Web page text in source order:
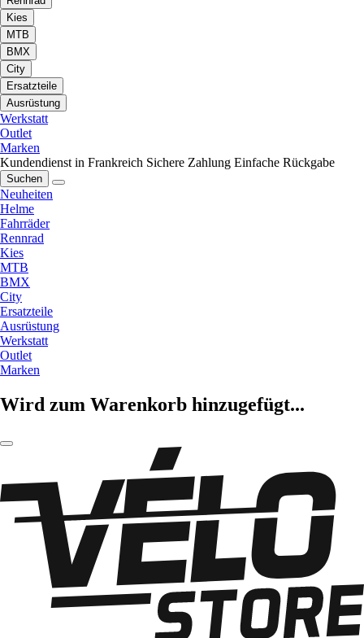
Kies
MTB
BMX
City
Ersatzteile
Ausrüstung
Werkstatt
Outlet
Marken
Kundendienst in Frankreich Sichere Zahlung Einfache Rückgabe
Suchen
Neuheiten
Helme
Fahrräder
Rennrad
Kies
MTB
BMX
City
Ersatzteile
Ausrüstung
Werkstatt
Outlet
Marken
Wird zum Warenkorb hinzugefügt...